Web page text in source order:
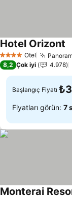
4 Yıldız Otel
Hotel Orizont
8,2 Çok iyi 4.978
Başlangıç Fiyatı
Fiyatları görün: 7
Monterai